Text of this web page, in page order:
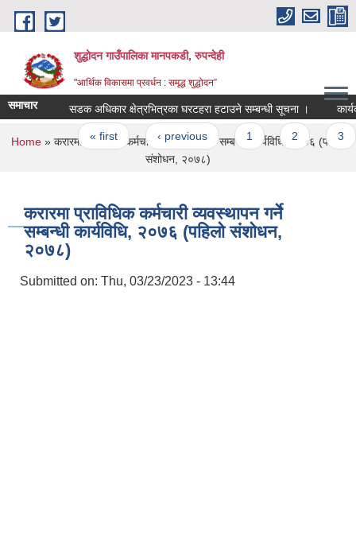
Skip to main content
शुद्धोदन गाउँपालिका मानपकडी, रुपन्देही
"आर्थिक विकासमा प्रवर्धन : समृद्ध शुद्धोदन”
समाचार सडक अधिकार क्षेत्रभित्रका घरटहरा हटाउने सम्बन्धी सूचना ।
Pages
« first ‹ previous 1 2 3
You are here
Home» करारमा प्राविधिक कर्मचारी व्यवस्थापन गर्ने सम्बन्धी कार्यविधि, २०७६ (पहिलो
संशोधन, २०७८)
करारमा प्राविधिक कर्मचारी व्यवस्थापन गर्ने
सम्बन्धी कार्यविधि, २०७६ (पहिलो संशोधन,
२०७८)
Submitted on: Thu, 03/23/2023 - 13:44